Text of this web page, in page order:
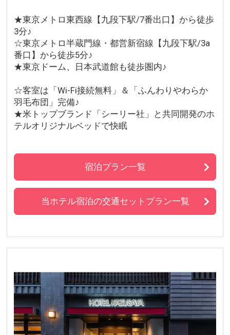
★東京メトロ東西線【九段下駅/7番出口】から徒歩
3分♪
☆東京メトロ半蔵門線・都営新宿線【九段下駅/3a
番口】から徒歩5分♪
★東京ドーム、日本武道館も徒歩圏内♪
☆客室は「Wi-Fi接続無料」＆「ふんわりやわらか
羽毛布団」完備♪
★米トップブランド「シーリー社」と共同開発のホ
テルオリジナルベッドで快眠
宿泊プラン一覧
当ホテル宿泊の交通セットプラン一覧